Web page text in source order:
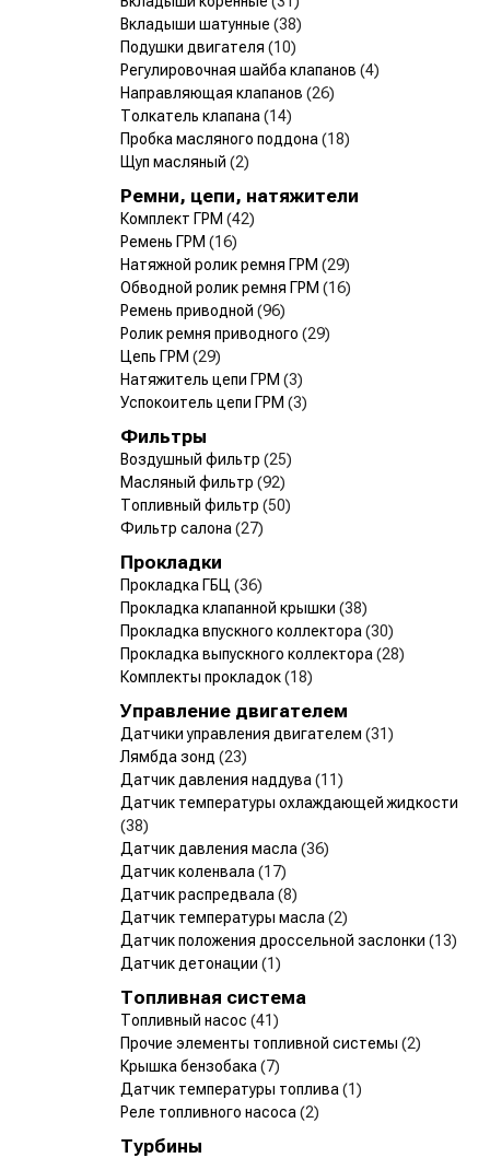
Вкладыши шатунные (38)
Подушки двигателя (10)
Регулировочная шайба клапанов (4)
Направляющая клапанов (26)
Толкатель клапана (14)
Пробка масляного поддона (18)
Щуп масляный (2)
Ремни, цепи, натяжители
Комплект ГРМ (42)
Ремень ГРМ (16)
Натяжной ролик ремня ГРМ (29)
Обводной ролик ремня ГРМ (16)
Ремень приводной (96)
Ролик ремня приводного (29)
Цепь ГРМ (29)
Натяжитель цепи ГРМ (3)
Успокоитель цепи ГРМ (3)
Фильтры
Воздушный фильтр (25)
Масляный фильтр (92)
Топливный фильтр (50)
Фильтр салона (27)
Прокладки
Прокладка ГБЦ (36)
Прокладка клапанной крышки (38)
Прокладка впускного коллектора (30)
Прокладка выпускного коллектора (28)
Комплекты прокладок(18)
Управление двигателем
Датчики управления двигателем (31)
Лямбда зонд (23)
Датчик давления наддува (11)
Датчик температуры охлаждающей жидкости
(38)
Датчик давления масла (36)
Датчик коленвала (17)
Датчик распредвала (8)
Датчик температуры масла (2)
Датчик положения дроссельной заслонки (13)
Датчик детонации (1)
Топливная система
Топливный насос (41)
Прочие элементы топливной системы (2)
Крышка бензобака (7)
Датчик температуры топлива (1)
Реле топливного насоса (2)
Турбины